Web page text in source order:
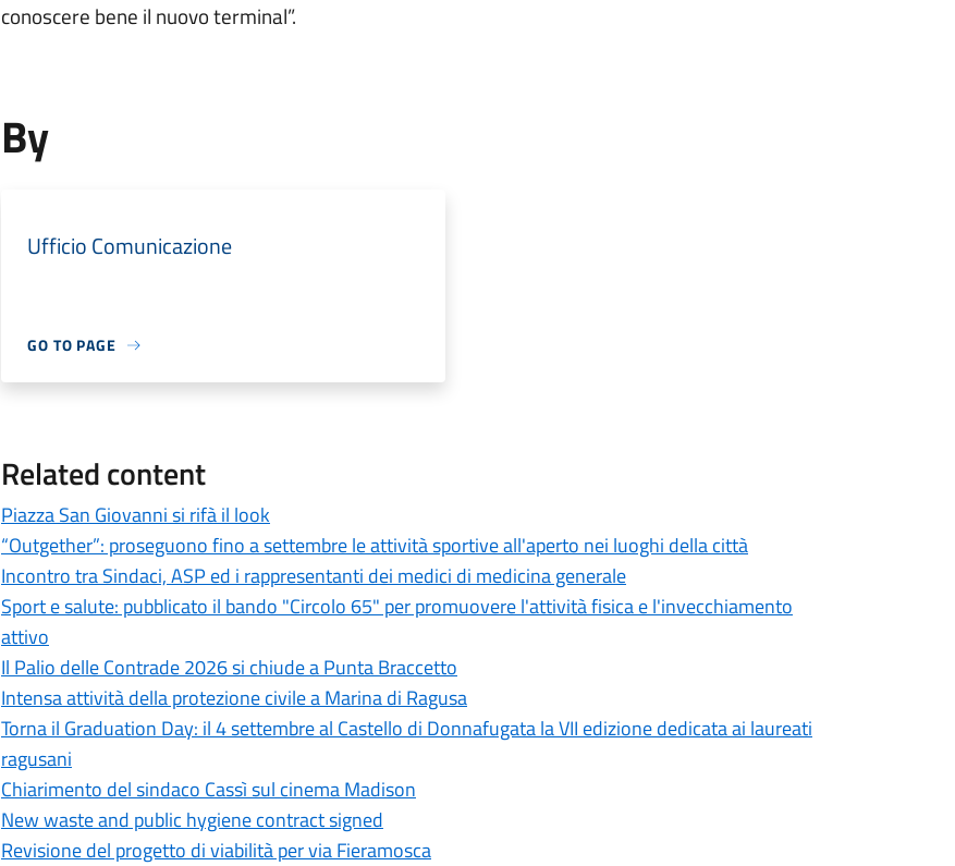
conoscere bene il nuovo terminal”.
By
Ufficio Comunicazione
GO TO PAGE
Related content
Piazza San Giovanni si rifà il look
“Outgether”: proseguono fino a settembre le attività sportive all'aperto nei luoghi della città
Incontro tra Sindaci, ASP ed i rappresentanti dei medici di medicina generale
Sport e salute: pubblicato il bando "Circolo 65" per promuovere l'attività fisica e l'invecchiamento
attivo
Il Palio delle Contrade 2026 si chiude a Punta Braccetto
Intensa attività della protezione civile a Marina di Ragusa
Torna il Graduation Day: il 4 settembre al Castello di Donnafugata la VII edizione dedicata ai laureati
ragusani
Chiarimento del sindaco Cassì sul cinema Madison
New waste and public hygiene contract signed
Revisione del progetto di viabilità per via Fieramosca